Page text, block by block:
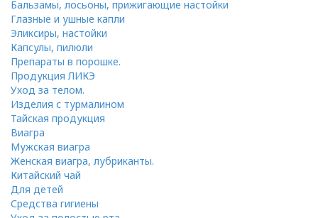
Бальзамы, лосьоны, прижигающие настойки
Глазные и ушные капли
Эликсиры, настойки
Капсулы, пилюли
Препараты в порошке.
Продукция ЛИКЭ
Уход за телом.
Изделия с турмалином
Тайская продукция
Виагра
Мужская виагра
Женская виагра, лубриканты.
Китайский чай
Для детей
Средства гигиены